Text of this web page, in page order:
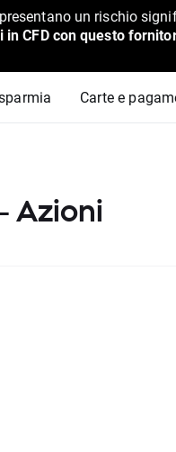
un rischio
CFD con questo
Carte e
Azioni